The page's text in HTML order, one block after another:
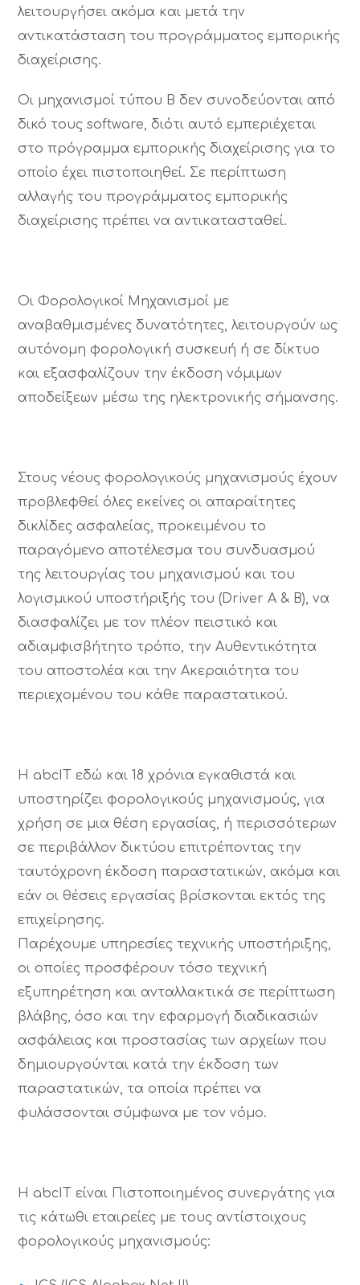
λειτουργήσει ακόμα και μετά την
αντικατάσταση του προγράμματος εμπορικής
διαχείρισης.
Οι μηχανισμοί τύπου Β δεν συνοδεύονται από
δικό τους software, διότι αυτό εμπεριέχεται
στο πρόγραμμα εμπορικής διαχείρισης για το
οποίο έχει πιστοποιηθεί. Σε περίπτωση
αλλαγής του προγράμματος εμπορικής
διαχείρισης πρέπει να αντικατασταθεί.
Οι Φορολογικοί Μηχανισμοί με
αναβαθμισμένες δυνατότητες, λειτουργούν ως
αυτόνομη φορολογική συσκευή ή σε δίκτυο
και εξασφαλίζουν την έκδοση νόμιμων
αποδείξεων μέσω της ηλεκτρονικής σήμανσης.
Στους νέους φορολογικούς μηχανισμούς έχουν
προβλεφθεί όλες εκείνες οι απαραίτητες
δικλίδες ασφαλείας, προκειμένου το
παραγόμενο αποτέλεσμα του συνδυασμού
της λειτουργίας του μηχανισμού και του
λογισμικού υποστήριξής του (Driver A & B), να
διασφαλίζει με τον πλέον πειστικό και
αδιαμφισβήτητο τρόπο, την Αυθεντικότητα
του αποστολέα και την Ακεραιότητα του
περιεχομένου του κάθε παραστατικού.
Η abcIT εδώ και 18 χρόνια εγκαθιστά και
υποστηρίζει φορολογικούς μηχανισμούς, για
χρήση σε μια θέση εργασίας, ή περισσότερων
σε περιβάλλον δικτύου επιτρέποντας την
ταυτόχρονη έκδοση παραστατικών, ακόμα και
εάν οι θέσεις εργασίας βρίσκονται εκτός της
επιχείρησης.
Παρέχουμε υπηρεσίες τεχνικής υποστήριξης,
οι οποίες προσφέρουν τόσο τεχνική
εξυπηρέτηση και ανταλλακτικά σε περίπτωση
βλάβης, όσο και την εφαρμογή διαδικασιών
ασφάλειας και προστασίας των αρχείων που
δημιουργούνται κατά την έκδοση των
παραστατικών, τα οποία πρέπει να
φυλάσσονται σύμφωνα με τον νόμο.
Η abcIT είναι Πιστοποιημένος συνεργάτης για
τις κάτωθι εταιρείες με τους αντίστοιχους
φορολογικούς μηχανισμούς: